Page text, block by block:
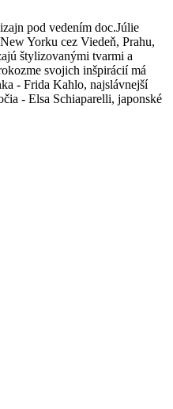
pod vedením doc.Júlie
Yorku cez Viedeň, Prahu,
štylizovanými tvarmi a
svojich inšpirácií má
- Frida Kahlo, najslávnejší
- Elsa Schiaparelli, japonské